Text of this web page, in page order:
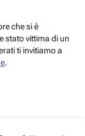
che si è
stato vittima di un
ti invitiamo a
.